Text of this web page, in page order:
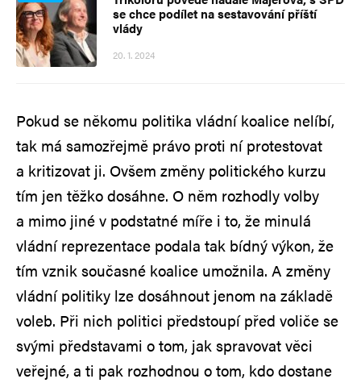
se chce podílet na sestavování příští
vlády
20. 1. 2024
Pokud se někomu politika vládní koalice nelíbí,
tak má samozřejmě právo proti ní protestovat
a kritizovat ji. Ovšem změny politického kurzu
tím jen těžko dosáhne. O něm rozhodly volby
a mimo jiné v podstatné míře i to, že minulá
vládní reprezentace podala tak bídný výkon, že
tím vznik současné koalice umožnila. A změny
vládní politiky lze dosáhnout jenom na základě
voleb. Při nich politici předstoupí před voliče se
svými představami o tom, jak spravovat věci
veřejné, a ti pak rozhodnou o tom, kdo dostane